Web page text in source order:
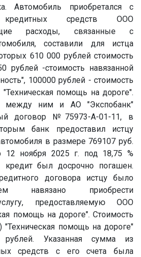
Автомобиль приобретался с
кредитных средств ООО
расходы, связанные с
составили для истца
610 000 рублей стоимость
рублей -стоимость навязанной
100000 рублей - стоимость
"Техническая помощь на дороге".
между ним и АО "Экспобанк"
договор №75973-А-01-11, в
банк предоставил истцу
в размере 769107 руб.
ноября 2025 г. под 18,75 %
кредит был досрочно погашен.
договора истцу было
навязано приобрести
предоставляемую ООО
помощь на дороге". Стоимость
"Техническая помощь на дороге"
рублей. Указанная сумма из
средств с его счета была